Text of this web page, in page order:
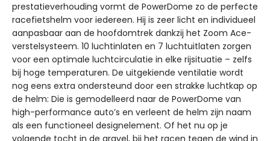
prestatieverhouding vormt de PowerDome zo de perfecte
racefietshelm voor iedereen. Hij is zeer licht en individueel
aanpasbaar aan de hoofdomtrek dankzij het Zoom Ace-
verstelsysteem. 10 luchtinlaten en 7 luchtuitlaten zorgen
voor een optimale luchtcirculatie in elke rijsituatie – zelfs
bij hoge temperaturen. De uitgekiende ventilatie wordt
nog eens extra ondersteund door een strakke luchtkap op
de helm: Die is gemodelleerd naar de PowerDome van
high-performance auto’s en verleent de helm zijn naam
als een functioneel designelement. Of het nu op je
volgende tocht in de gravel, bij het racen tegen de wind in